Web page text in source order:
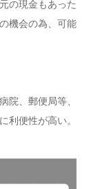
の現金もあった
機会の為、可能
院、郵便局等、
利便性が高い。